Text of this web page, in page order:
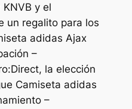
y el
un regalito para los
adidas Ajax
–
la elección
Camiseta adidas
–